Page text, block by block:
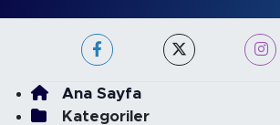
Ana Sayfa
Kategoriler